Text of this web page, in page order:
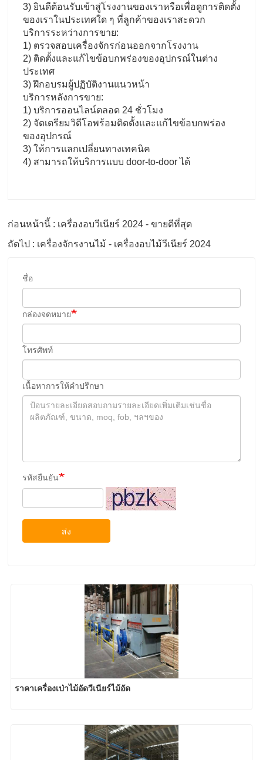
3) ยินดีต้อนรับเข้าสู่โรงงานของเราหรือเพื่อดูการติดตั้ง
ของเราในประเทศใด ๆ ที่ลูกค้าของเราสะดวก
บริการระหว่างการขาย:
1) ตรวจสอบเครื่องจักรก่อนออกจากโรงงาน
2) ติดตั้งและแก้ไขข้อบกพร่องของอุปกรณ์ในต่าง
ประเทศ
3) ฝึกอบรมผู้ปฏิบัติงานแนวหน้า
บริการหลังการขาย:
1) บริการออนไลน์ตลอด 24 ชั่วโมง
2) จัดเตรียมวิดีโอพร้อมติดตั้งและแก้ไขข้อบกพร่อง
ของอุปกรณ์
3) ให้การแลกเปลี่ยนทางเทคนิค
4) สามารถให้บริการแบบ door-to-door ได้
ก่อนหน้านี้ : เครื่องอบวีเนียร์ 2024 - ขายดีที่สุด
ถัดไป : เครื่องจักรงานไม้ - เครื่องอบไม้วีเนียร์ 2024
ชื่อ
กล่องจดหมาย
โทรศัพท์
เนื้อหาการให้คําปรึกษา
รหัสยืนยัน
ส่ง
ราคาเครื่องเป่าไม้อัดวีเนียร์ไม้อัด